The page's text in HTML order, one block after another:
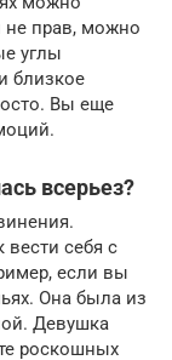
не прав, можно
углы
близкое
Вы еще
всерьез?
себя с
если вы
Она была из
Девушка
роскошных